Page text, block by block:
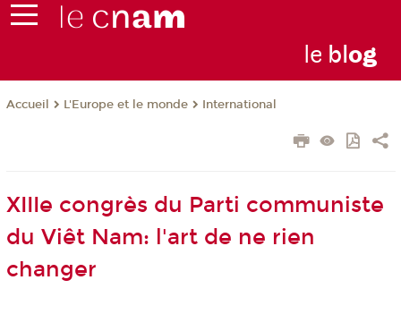
le blog
Accueil L'Europe et le monde International
XIIIe congrès du Parti communiste
du Viêt Nam: l'art de ne rien
changer